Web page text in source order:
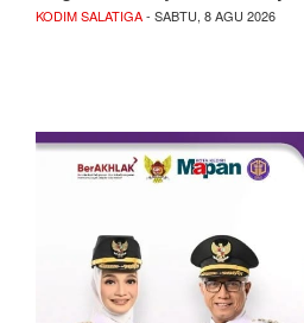
KODIM SALATIGA- SABTU, 8 AGU 2026